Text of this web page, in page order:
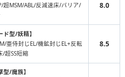
超MSM/ABL/反減速床/バリア/
8.0
ド型/妖精】
亜侍封じEL/機鉱封じEL+反転
超SS短縮
8.5
型/魔族】